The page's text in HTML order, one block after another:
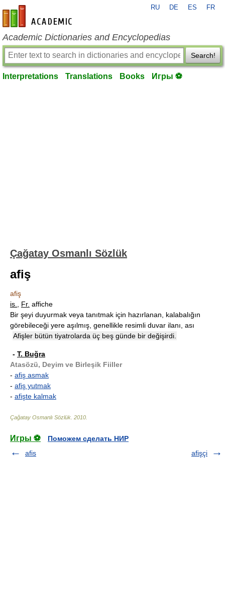
en-academic.com
RU DE ES FR
Academic Dictionaries and Encyclopedias
Search!
Interpretations Translations Books Игры ⚽
Çağatay Osmanlı Sözlük
afiş
afiş
is.
Fr. affiche
Bir şeyi duyurmak veya tanıtmak için hazırlanan, kalabalığın
görebileceği yere aşılmış, genellikle resimli duvar ilanı, ası
Afişler bütün tiyatrolarda üç beş günde bir değişirdi.
- T. Buğra
Atasözü, Deyim ve Birleşik Fiiller
- afiş asmak
- afiş yutmak
- afişte kalmak
Çağatay Osmanlı Sözlük 2010
Игры ⚽
Поможем сделать НИР
afis
afişçi